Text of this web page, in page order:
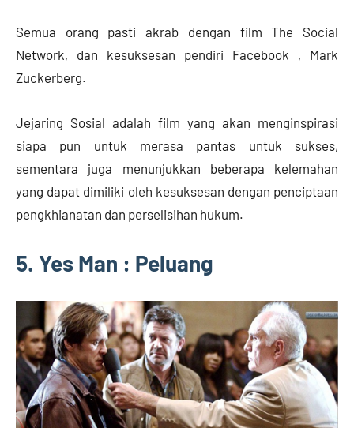
Semua orang pasti akrab dengan film The Social
Network, dan kesuksesan pendiri Facebook , Mark
Zuckerberg.
Jejaring Sosial adalah film yang akan menginspirasi
siapa pun untuk merasa pantas untuk sukses,
sementara juga menunjukkan beberapa kelemahan
yang dapat dimiliki oleh kesuksesan dengan penciptaan
pengkhianatan dan perselisihan hukum.
5. Yes Man : Peluang